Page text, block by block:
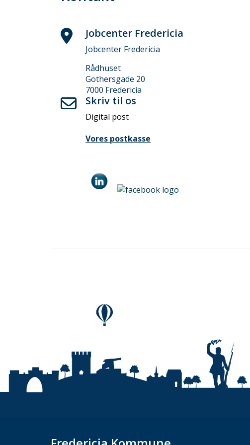
Jobcenter Fredericia
Jobcenter Fredericia
Rådhuset
Gothersgade 20
7000 Fredericia
Skriv til os
Digital post
Vores postkasse